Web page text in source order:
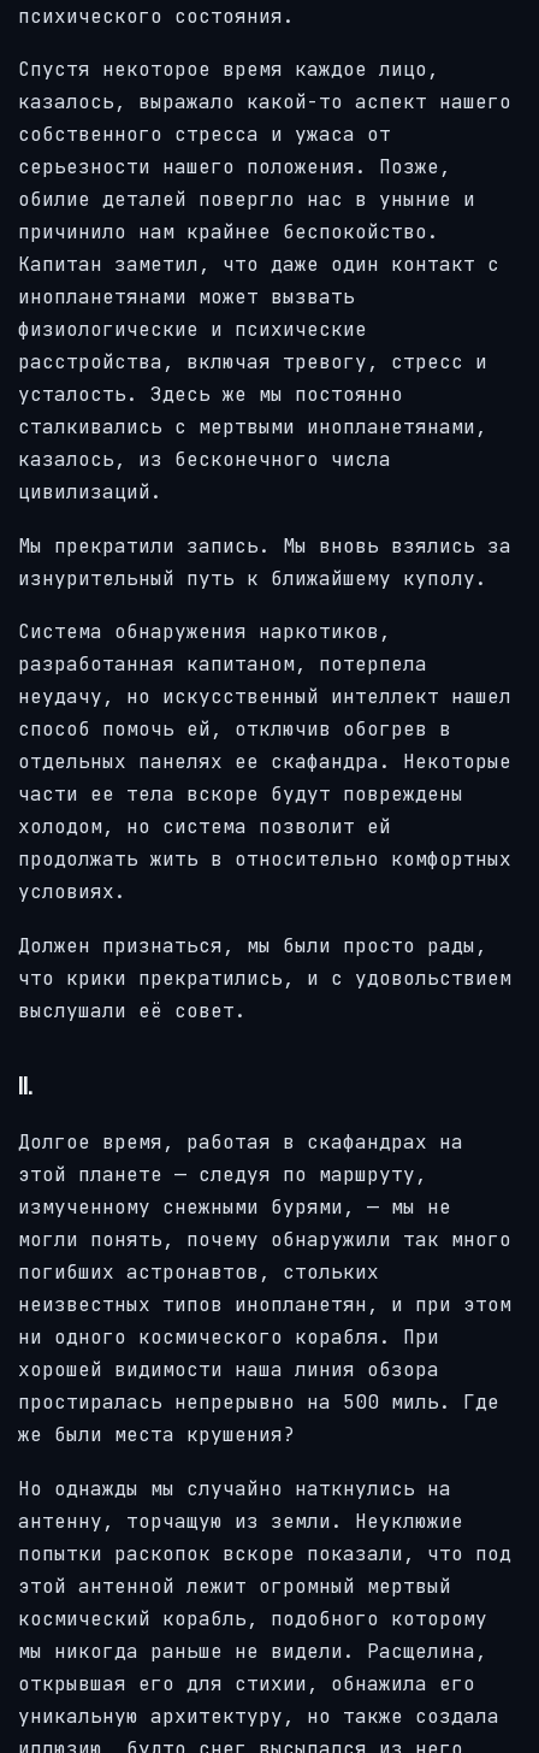
психического состояния.
Спустя некоторое время каждое лицо,
казалось, выражало какой-то аспект нашего
собственного стресса и ужаса от
серьезности нашего положения. Позже,
обилие деталей повергло нас в уныние и
причинило нам крайнее беспокойство.
Капитан заметил, что даже один контакт с
инопланетянами может вызвать
физиологические и психические
расстройства, включая тревогу, стресс и
усталость. Здесь же мы постоянно
сталкивались с мертвыми инопланетянами,
казалось, из бесконечного числа
цивилизаций.
Мы прекратили запись. Мы вновь взялись за
изнурительный путь к ближайшему куполу.
Система обнаружения наркотиков,
разработанная капитаном, потерпела
неудачу, но искусственный интеллект нашел
способ помочь ей, отключив обогрев в
отдельных панелях ее скафандра. Некоторые
части ее тела вскоре будут повреждены
холодом, но система позволит ей
продолжать жить в относительно комфортных
условиях.
Должен признаться, мы были просто рады,
что крики прекратились, и с удовольствием
выслушали её совет.
II.
Долгое время, работая в скафандрах на
этой планете — следуя по маршруту,
измученному снежными бурями, — мы не
могли понять, почему обнаружили так много
погибших астронавтов, стольких
неизвестных типов инопланетян, и при этом
ни одного космического корабля. При
хорошей видимости наша линия обзора
простиралась непрерывно на 500 миль. Где
же были места крушения?
Но однажды мы случайно наткнулись на
антенну, торчащую из земли. Неуклюжие
попытки раскопок вскоре показали, что под
этой антенной лежит огромный мертвый
космический корабль, подобного которому
мы никогда раньше не видели. Расщелина,
открывшая его для стихии, обнажила его
уникальную архитектуру, но также создала